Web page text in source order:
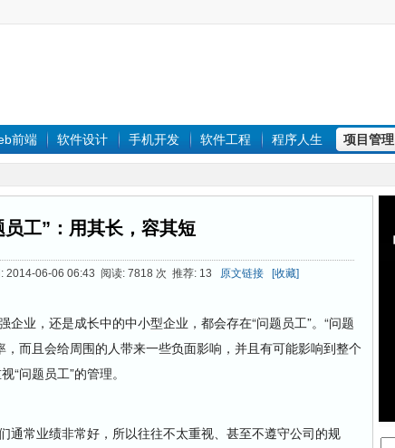
前端 软件设计 手机开发 软件工程 程序人生 项目管理
员工”：用其长，容其短
2014-06-06 06:43 阅读: 7818 次 推荐: 13 原文链接 [收藏]
业，还是成长中的中小型企业，都会存在“问题员工”。“问题
，而且会给周围的人带来一些负面影响，并且有可能影响到整个
问题员工”的管理。
常业绩非常好，所以往往不太重视、甚至不遵守公司的规